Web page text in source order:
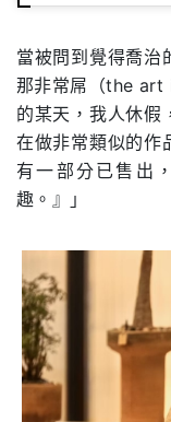
當被問到覺得喬治
那非常屌（the art
的某天，我人休假
在做非常類似的作
有一部分已售出
趣。』」